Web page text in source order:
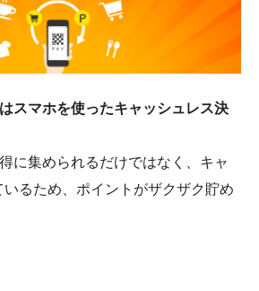
スマホを使ったキャッシュレス決
に集められるだけではなく、キャ
るため、ポイントがザクザク貯め